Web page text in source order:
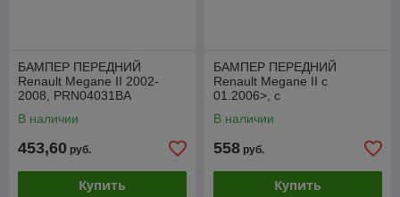
БАМПЕР ПЕРЕДНИЙ
Renault Megane II 2002-
2008, PRN04031BA
В наличии
453,60 руб.
Купить
БАМПЕР ПЕРЕДНИЙ
Renault Megane II с
01.2006>, c
решетка в компл,
В наличии
558 руб.
Купить